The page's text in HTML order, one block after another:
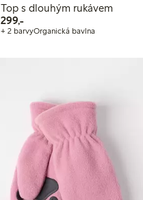
Top s dlouhým rukávem
299,-299,00 Kč
+ 2 barvyOrganická bavlna